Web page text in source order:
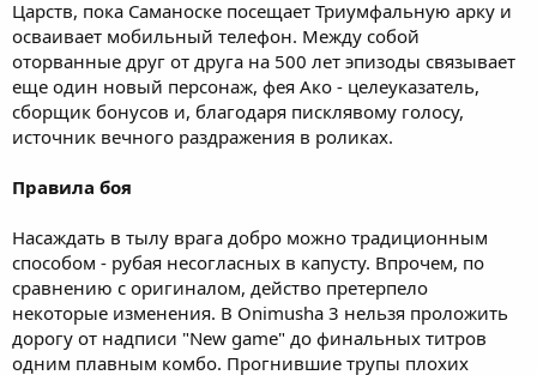
Царств, пока Саманоске посещает Триумфальную арку и
осваивает мобильный телефон. Между собой
оторванные друг от друга на 500 лет эпизоды связывает
еще один новый персонаж, фея Ако - целеуказатель,
сборщик бонусов и, благодаря писклявому голосу,
источник вечного раздражения в роликах.
Правила боя
Насаждать в тылу врага добро можно традиционным
способом - рубая несогласных в капусту. Впрочем, по
сравнению с оригиналом, действо претерпело
некоторые изменения. В Onimusha 3 нельзя проложить
дорогу от надписи "New game" до финальных титров
одним плавным комбо. Прогнившие трупы плохих